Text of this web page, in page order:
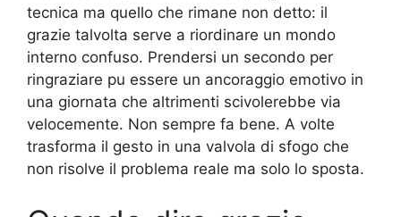
tecnica ma quello che rimane non detto: il
grazie talvolta serve a riordinare un mondo
interno confuso. Prendersi un secondo per
ringraziare pu essere un ancoraggio emotivo in
una giornata che altrimenti scivolerebbe via
velocemente. Non sempre fa bene. A volte
trasforma il gesto in una valvola di sfogo che
non risolve il problema reale ma solo lo sposta.